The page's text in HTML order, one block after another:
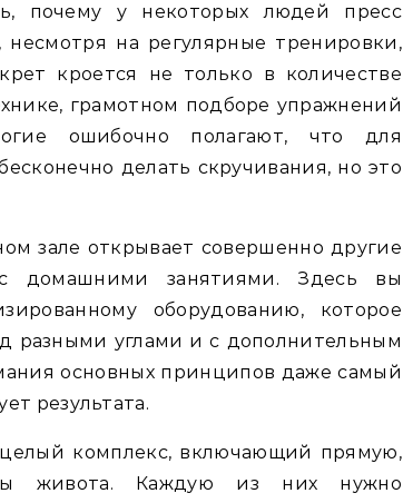
почему у некоторых людей пресс
несмотря на регулярные тренировки,
кроется не только в количестве
грамотном подборе упражнений
ошибочно полагают, что для
делать скручивания, но это
зале открывает совершенно другие
домашними занятиями. Здесь вы
оборудованию, которое
разными углами и с дополнительным
основных принципов даже самый
результата.
комплекс, включающий прямую,
живота. Каждую из них нужно